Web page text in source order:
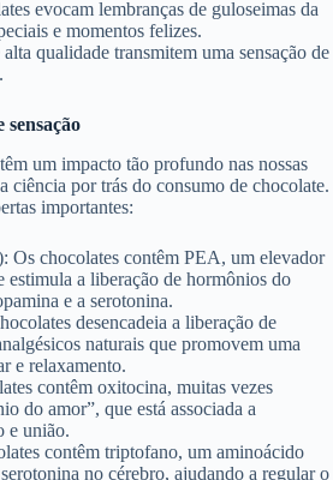
evocam lembranças de guloseimas da
e momentos felizes.
qualidade transmitem uma sensação de
sensação
um impacto tão profundo nas nossas
ciência por trás do consumo de chocolate.
importantes:
Os chocolates contêm PEA, um elevador
estimula a liberação de hormônios do
e a serotonina.
desencadeia a liberação de
naturais que promovem uma
e relaxamento.
contêm oxitocina, muitas vezes
do amor”, que está associada a
e união.
contêm triptofano, um aminoácido
no cérebro, ajudando a regular o